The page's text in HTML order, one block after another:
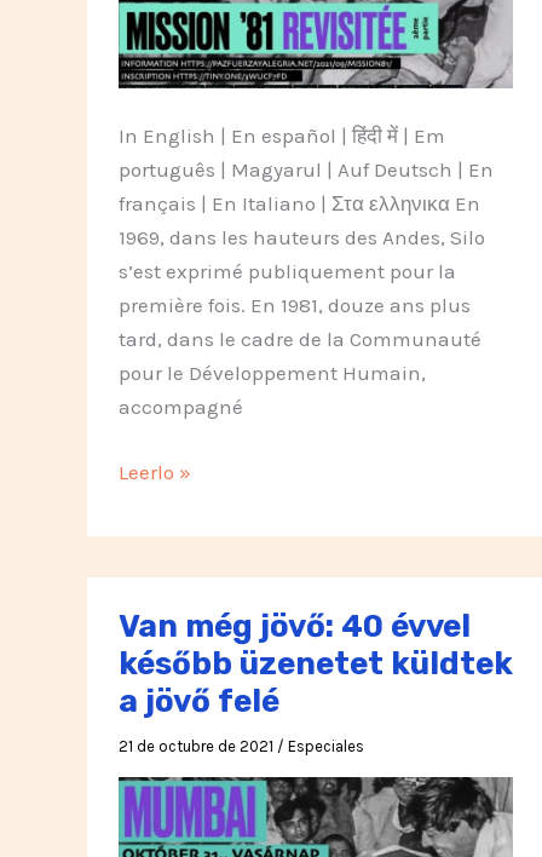
In English | En español | हिंदी में | Em
português | Magyarul | Auf Deutsch | En
français | En Italiano | Στα ελληνικα En
1969, dans les hauteurs des Andes, Silo
s’est exprimé publiquement pour la
première fois. En 1981, douze ans plus
tard, dans le cadre de la Communauté
pour le Développement Humain,
accompagné
Il
a
encore
avenir
:
40
ans
plus
tard,
un
Leerlo »
Van még jövő: 40 évvel
később üzenetet küldtek
a jövő felé
21 de octubre de 2021 / Especiales